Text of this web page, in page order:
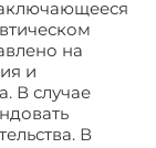
на
и
В случае
В